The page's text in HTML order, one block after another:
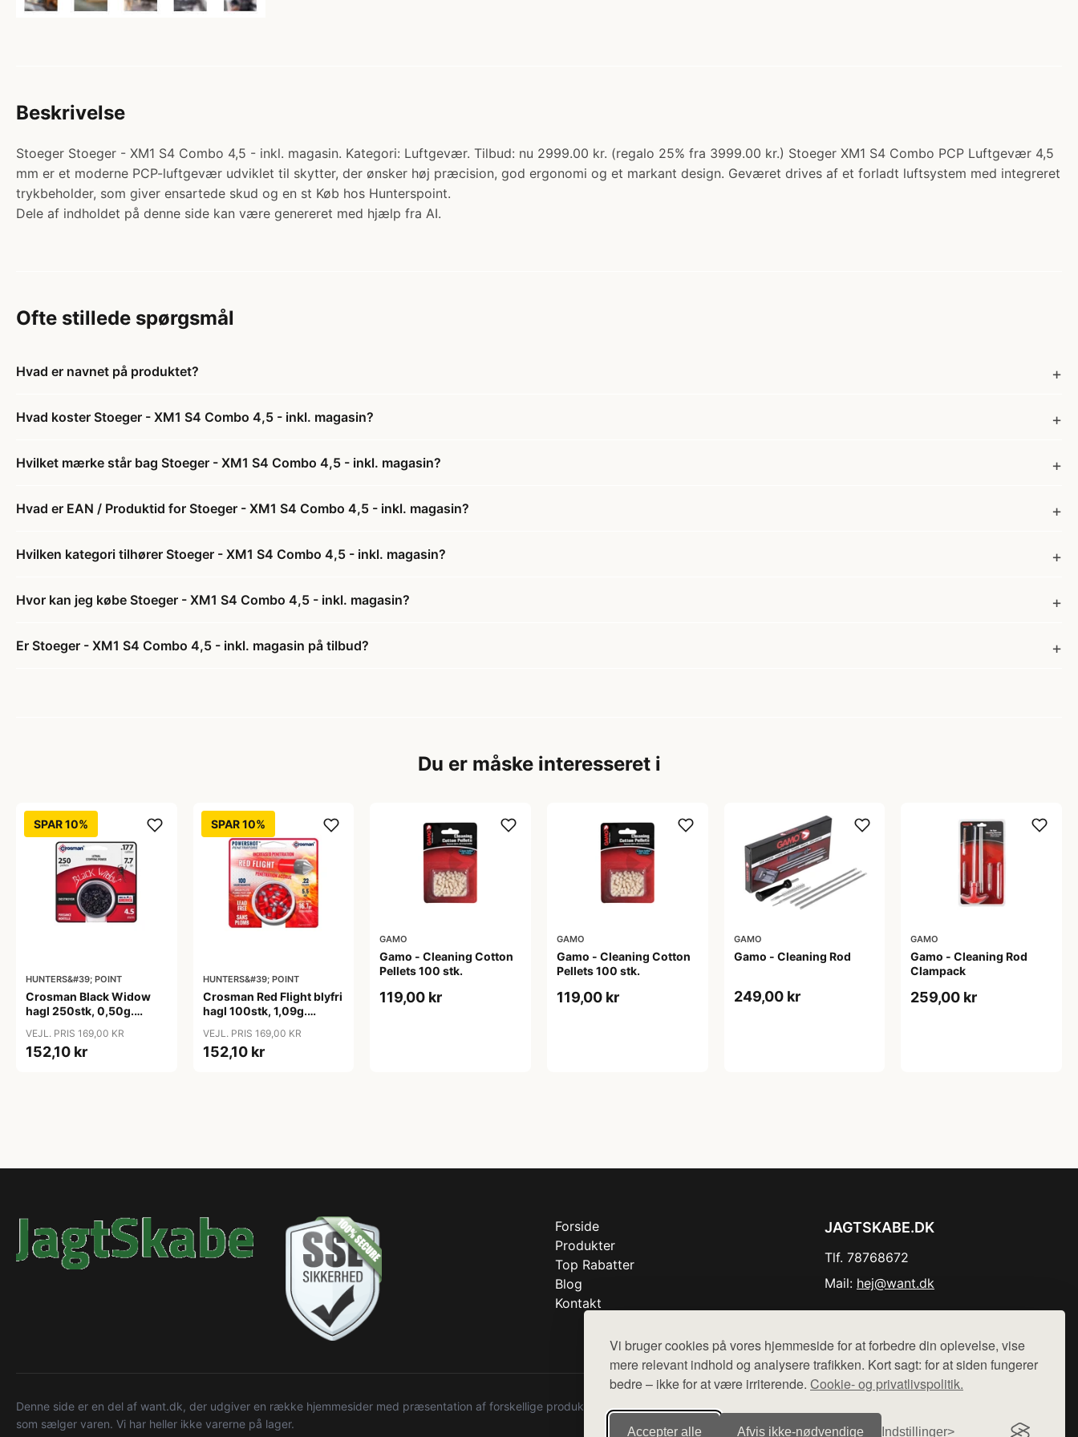
Vi bruger cookies på vores hjemmeside for at forbedre din oplevelse, vise
mere relevant indhold og analysere trafikken. Kort sagt: for at siden fungerer
bedre – ikke for at være irriterende. Cookie- og privatlivspolitik.
Accepter alle Afvis ikke‑nødvendige Indstillinger
Beskrivelse
Stoeger Stoeger - XM1 S4 Combo 4,5 - inkl. magasin. Kategori: Luftgevær. Tilbud: nu 2999.00 kr. (regalo 25% fra 3999.00 kr.) Stoeger XM1 S4 Combo PCP Luftgevær 4,5
mm er et moderne PCP-luftgevær udviklet til skytter, der ønsker høj præcision, god ergonomi og et markant design. Geværet drives af et forladt luftsystem med integreret
trykbeholder, som giver ensartede skud og en st Køb hos Hunterspoint.
Dele af indholdet på denne side kan være genereret med hjælp fra AI.
Ofte stillede spørgsmål
Hvad er navnet på produktet?
Hvad koster Stoeger - XM1 S4 Combo 4,5 - inkl. magasin?
Hvilket mærke står bag Stoeger - XM1 S4 Combo 4,5 - inkl. magasin?
Hvad er EAN / Produktid for Stoeger - XM1 S4 Combo 4,5 - inkl. magasin?
Hvilken kategori tilhører Stoeger - XM1 S4 Combo 4,5 - inkl. magasin?
Hvor kan jeg købe Stoeger - XM1 S4 Combo 4,5 - inkl. magasin?
Er Stoeger - XM1 S4 Combo 4,5 - inkl. magasin på tilbud?
Du er måske interesseret i
SPAR 10%
HUNTERS&#39; POINT
Crosman Black Widow
hagl 250stk, 0,50g.
VEJL. PRIS 169,00 KR
152,10 kr
SPAR 10%
HUNTERS&#39; POINT
Crosman Red Flight blyfri
hagl 100stk, 1,09g.
VEJL. PRIS 169,00 KR
152,10 kr
GAMO
Gamo - Cleaning Cotton
Pellets 100 stk.
119,00 kr
GAMO
Gamo - Cleaning Cotton
Pellets 100 stk.
119,00 kr
GAMO
Gamo - Cleaning Rod
249,00 kr
GAMO
Gamo - Cleaning Rod
Clampack
259,00 kr
Forside
Produkter
Top Rabatter
Blog
Kontakt
JAGTSKABE.DK
Tlf. 78768672
Mail: hej@want.dk
Denne side er en del af want.dk, der udgiver en række hjemmesider med præsentation af forskellige produkter fra diverse webshops. Der sælges ikke varer fra denne side - vi henviser til de shops,
som sælger varen. Vi har heller ikke varerne på lager.